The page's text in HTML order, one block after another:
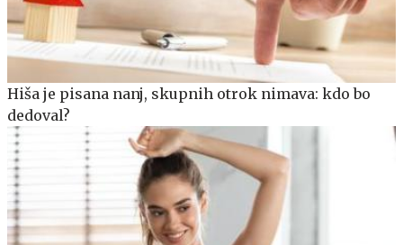
Hiša je pisana nanj, skupnih otrok nimava: kdo bo
dedoval?